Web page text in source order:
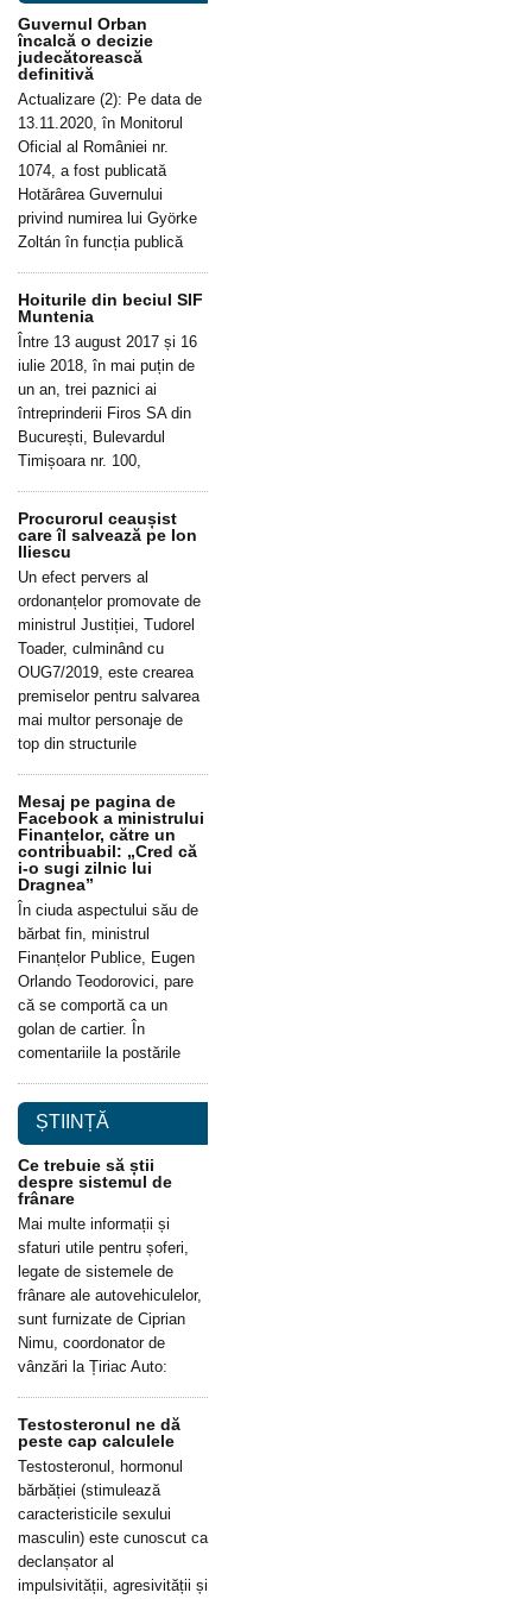
Guvernul Orban
încalcă o decizie
judecătorească
definitivă
Actualizare (2): Pe data de
13.11.2020, în Monitorul
Oficial al României nr.
1074, a fost publicată
Hotărârea Guvernului
privind numirea lui Györke
Zoltán în funcția publică
Hoiturile din beciul SIF
Muntenia
Între 13 august 2017 și 16
iulie 2018, în mai puțin de
un an, trei paznici ai
întreprinderii Firos SA din
București, Bulevardul
Timișoara nr. 100,
Procurorul ceaușist
care îl salvează pe Ion
Iliescu
Un efect pervers al
ordonanțelor promovate de
ministrul Justiției, Tudorel
Toader, culminând cu
OUG7/2019, este crearea
premiselor pentru salvarea
mai multor personaje de
top din structurile
Mesaj pe pagina de
Facebook a ministrului
Finanțelor, către un
contribuabil: „Cred că
i-o sugi zilnic lui
Dragnea”
În ciuda aspectului său de
bărbat fin, ministrul
Finanțelor Publice, Eugen
Orlando Teodorovici, pare
că se comportă ca un
golan de cartier. În
comentariile la postările
ȘTIINȚĂ
Ce trebuie să știi
despre sistemul de
frânare
Mai multe informații și
sfaturi utile pentru șoferi,
legate de sistemele de
frânare ale autovehiculelor,
sunt furnizate de Ciprian
Nimu, coordonator de
vânzări la Țiriac Auto:
Testosteronul ne dă
peste cap calculele
Testosteronul, hormonul
bărbăției (stimulează
caracteristicile sexului
masculin) este cunoscut ca
declanșator al
impulsivității, agresivității și